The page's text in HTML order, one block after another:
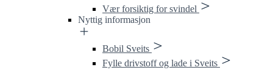
Vær forsiktig for svindel
Nyttig informasjon
Bobil Sveits
Fylle drivstoff og lade i Sveits